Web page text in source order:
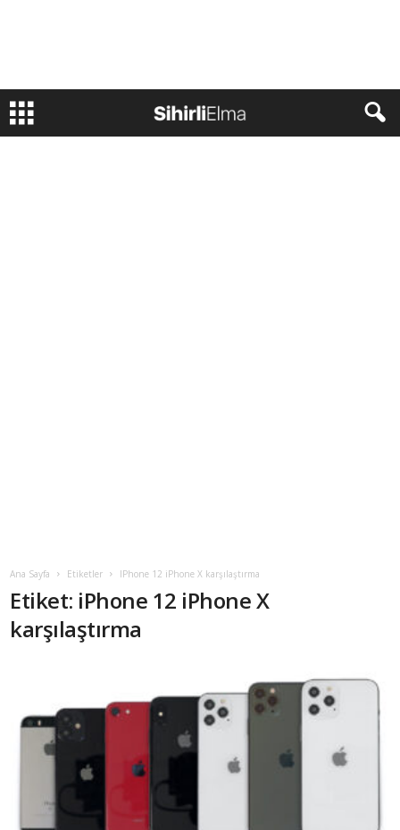
Ana Sayfa Etiketler IPhone 12 iPhone X karşılaştırma
Etiket: iPhone 12 iPhone X
karşılaştırma